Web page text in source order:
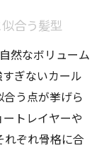
合う髪型
然なボリューム
ぎないカール
う点が挙げら
トレイヤーや
ぞれ骨格に合